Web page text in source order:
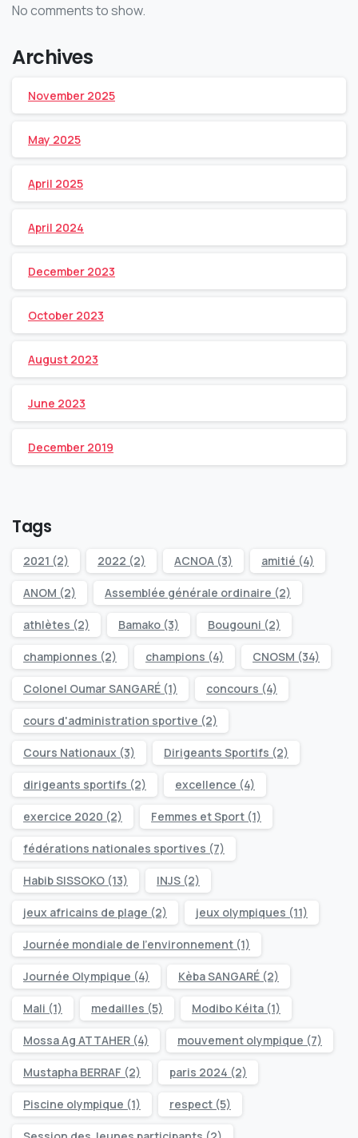
No comments to show.
Archives
November 2025
May 2025
April 2025
April 2024
December 2023
October 2023
August 2023
June 2023
December 2019
Tags
2021 (2) 2022 (2) ACNOA (3) amitié (4)
ANOM (2) Assemblée générale ordinaire (2)
athlètes (2) Bamako (3) Bougouni (2)
championnes (2) champions (4) CNOSM (34)
Colonel Oumar SANGARÉ (1) concours (4)
cours d'administration sportive (2)
Cours Nationaux (3) Dirigeants Sportifs (2)
dirigeants sportifs (2) excellence (4)
exercice 2020 (2) Femmes et Sport (1)
fédérations nationales sportives (7)
Habib SISSOKO (13) INJS (2)
jeux africains de plage (2) jeux olympiques (11)
Journée mondiale de l’environnement (1)
Journée Olympique (4) Kèba SANGARÉ (2)
Mali (1) medailles (5) Modibo Kéita (1)
Mossa Ag ATTAHER (4) mouvement olympique (7)
Mustapha BERRAF (2) paris 2024 (2)
Piscine olympique (1) respect (5)